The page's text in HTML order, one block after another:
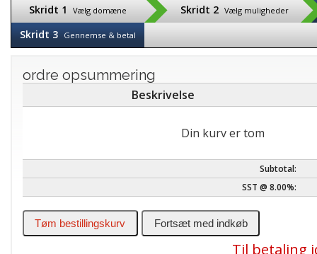
Skridt 1 Vælg domæne Skridt 2 Vælg muligheder
Skridt 3 Gennemse & betal
ordre opsummering
Beskrivelse
Din kurv er tom
Subtotal:
SST @ 8.00%:
Til betaling